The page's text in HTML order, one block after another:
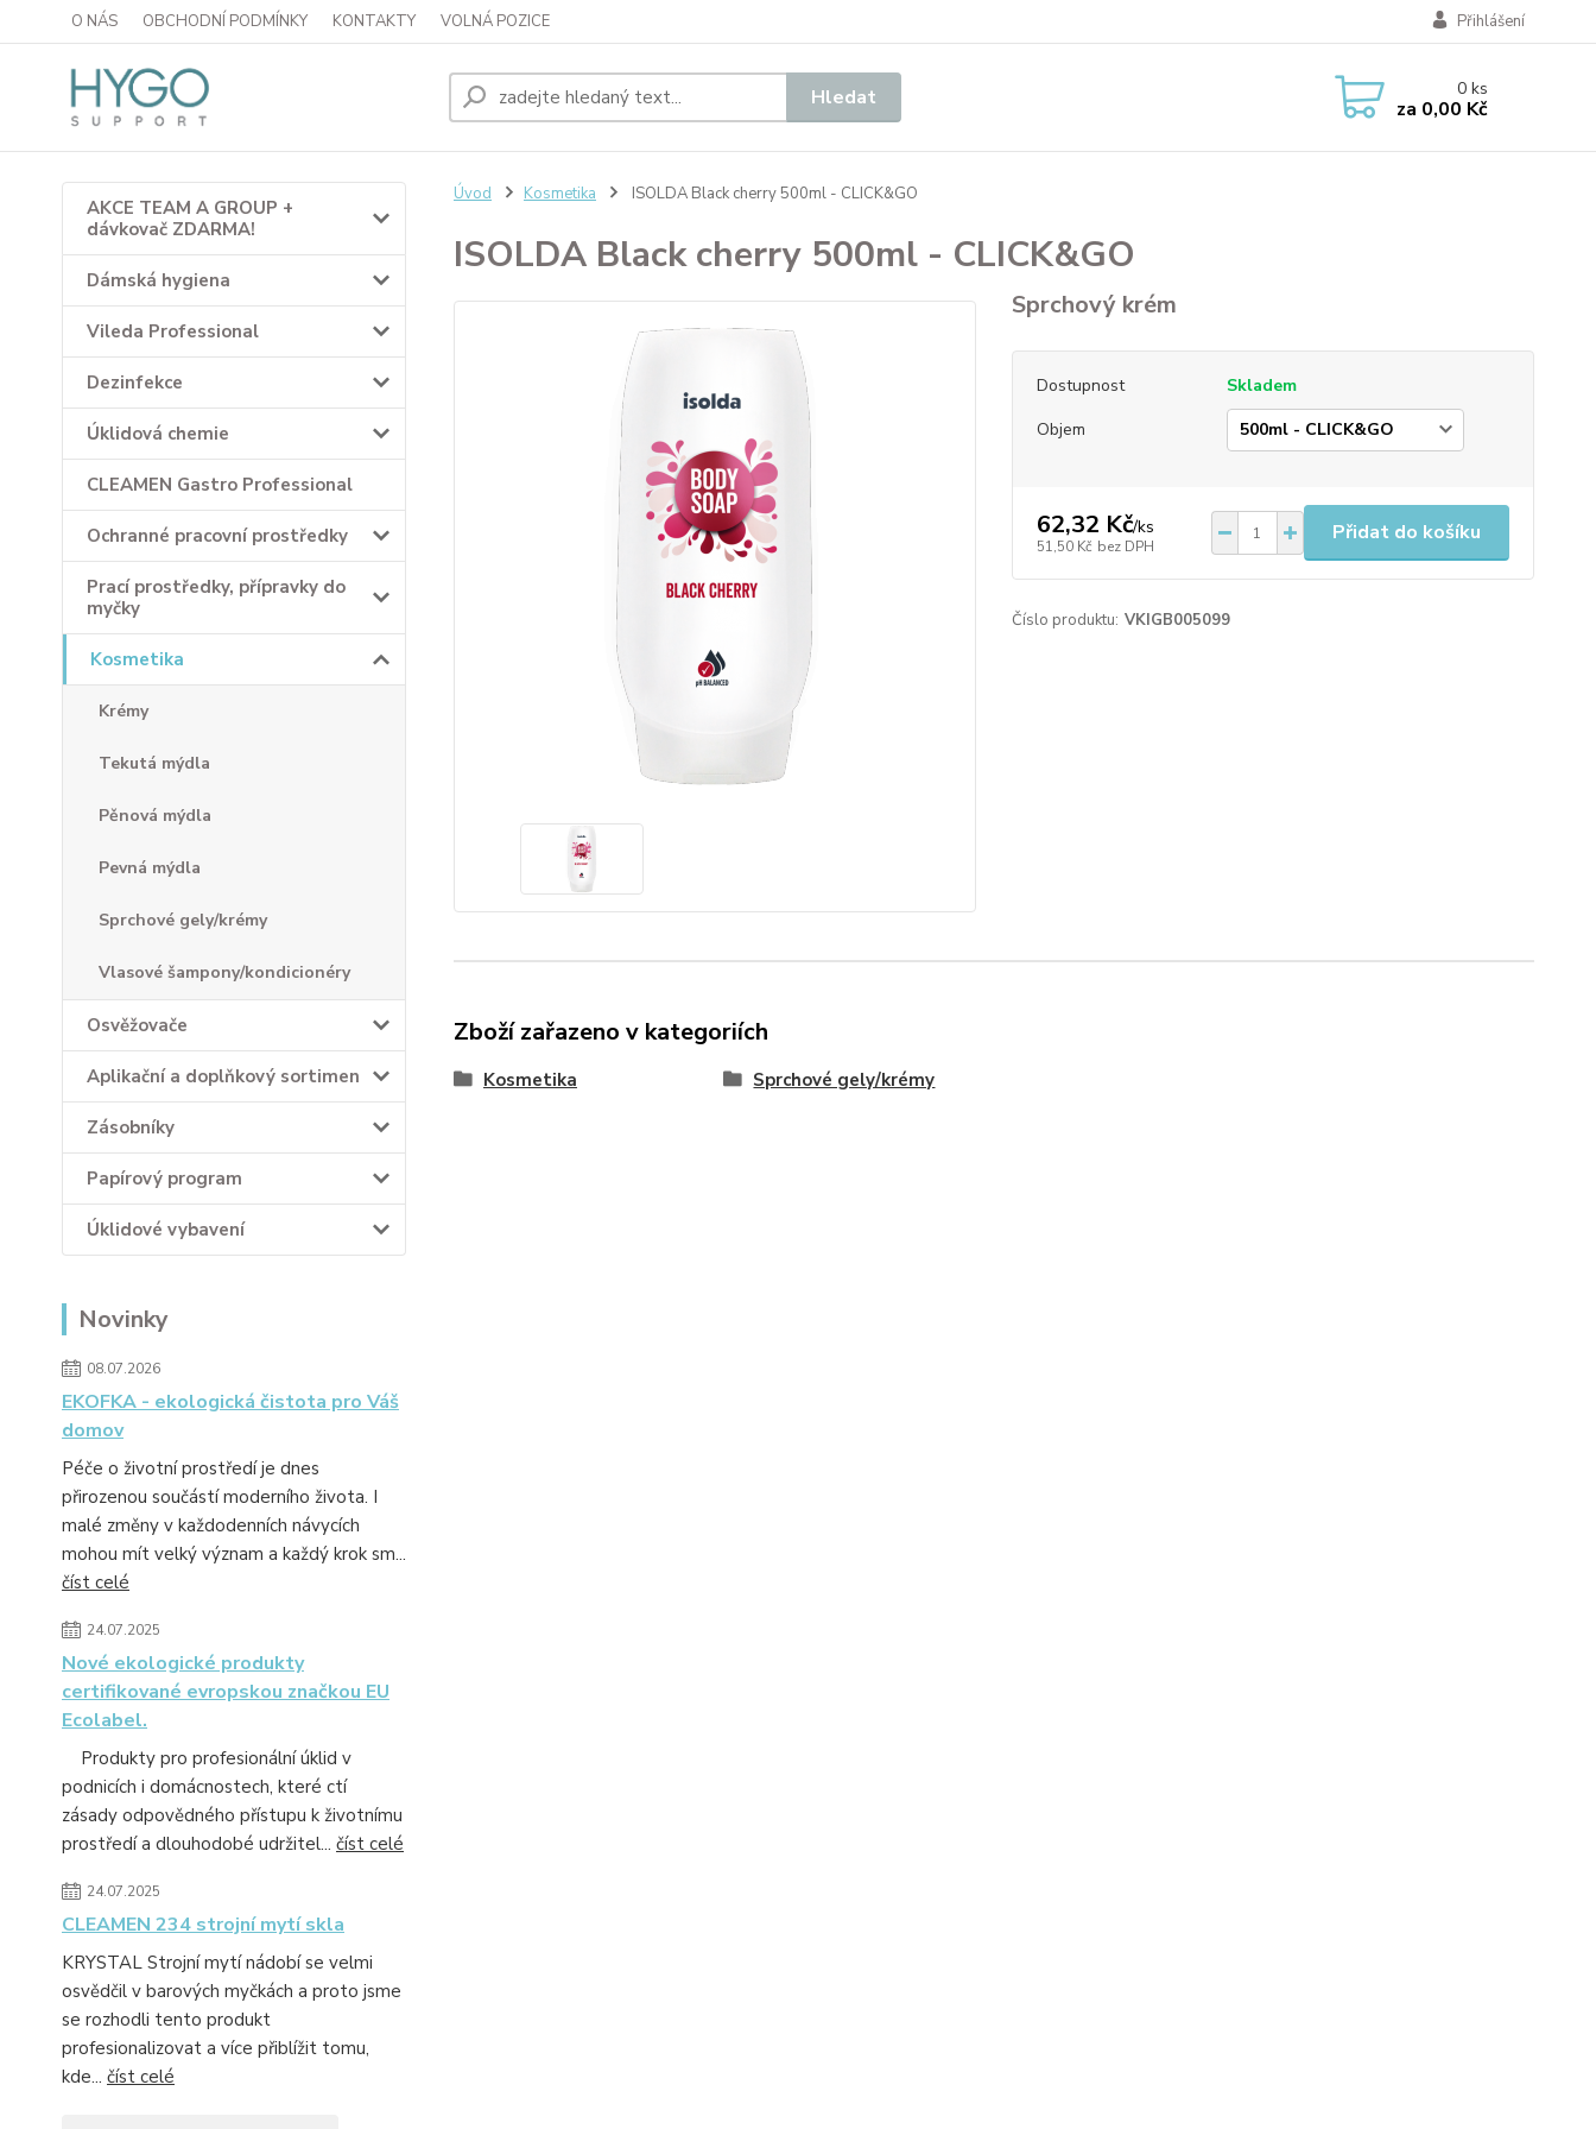
O NÁS OBCHODNÍ PODMÍNKY KONTAKTY VOLNÁ POZICE Přihlášení
Hledat 0ks
za 0,00 Kč
AKCE TEAM A GROUP +
dávkovač ZDARMA!
Dámská hygiena
Vileda Professional
Dezinfekce
Úklidová chemie
CLEAMEN Gastro Professional
Ochranné pracovní prostředky
Prací prostředky, přípravky do
myčky
Kosmetika
Krémy
Tekutá mýdla
Pěnová mýdla
Pevná mýdla
Sprchové gely/krémy
Vlasové šampony/kondicionéry
Osvěžovače
Aplikační a doplňkový sortimen
Zásobníky
Papírový program
Úklidové vybavení
Novinky
08.07.2026
EKOFKA - ekologická čistota pro Váš
domov
Péče o životní prostředí je dnes
přirozenou součástí moderního života. I
malé změny v každodenních návycích
mohou mít velký význam a každý krok sm...
číst celé
24.07.2025
Nové ekologické produkty
certifikované evropskou značkou EU
Ecolabel.
Produkty pro profesionální úklid v
podnicích i domácnostech, které ctí
zásady odpovědného přístupu k životnímu
prostředí a dlouhodobé udržitel... číst celé
24.07.2025
CLEAMEN 234 strojní mytí skla
KRYSTAL Strojní mytí nádobí se velmi
osvědčil v barových myčkách a proto jsme
se rozhodli tento produkt
profesionalizovat a více přiblížit tomu,
kde... číst celé
Úvod Kosmetika ISOLDA Black cherry 500ml - CLICK&GO
ISOLDA Black cherry 500ml - CLICK&GO
Sprchový krém
Dostupnost
Skladem
Objem
62,32 Kč/ks
51,50 Kč bez DPH
Přidat do košíku
Číslo produktu: VKIGB005099
Zboží zařazeno v kategoriích
Kosmetika Sprchové gely/krémy